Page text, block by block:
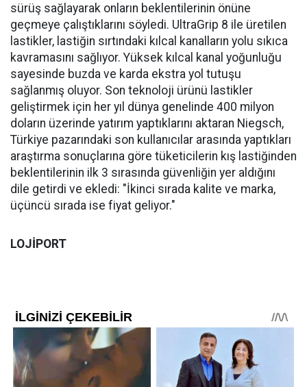
sürüş sağlayarak onların beklentilerinin önüne
geçmeye çalıştıklarını söyledi. UltraGrip 8 ile üretilen
lastikler, lastiğin sırtındaki kılcal kanalların yolu sıkıca
kavramasını sağlıyor. Yüksek kılcal kanal yoğunluğu
sayesinde buzda ve karda ekstra yol tutuşu
sağlanmış oluyor. Son teknoloji ürünü lastikler
geliştirmek için her yıl dünya genelinde 400 milyon
doların üzerinde yatırım yaptıklarını aktaran Niegsch,
Türkiye pazarındaki son kullanıcılar arasında yaptıkları
araştırma sonuçlarına göre tüketicilerin kış lastiğinden
beklentilerinin ilk 3 sırasında güvenliğin yer aldığını
dile getirdi ve ekledi: "İkinci sırada kalite ve marka,
üçüncü sırada ise fiyat geliyor."
LOJİPORT